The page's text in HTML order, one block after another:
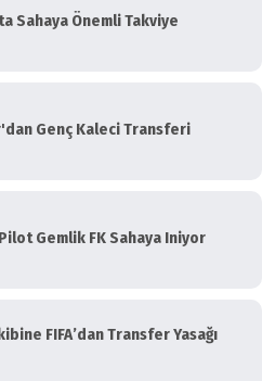
Sahaya Önemli Takviye
Genç Kaleci Transferi
Gemlik FK Sahaya Iniyor
FIFA’dan Transfer Yasağı